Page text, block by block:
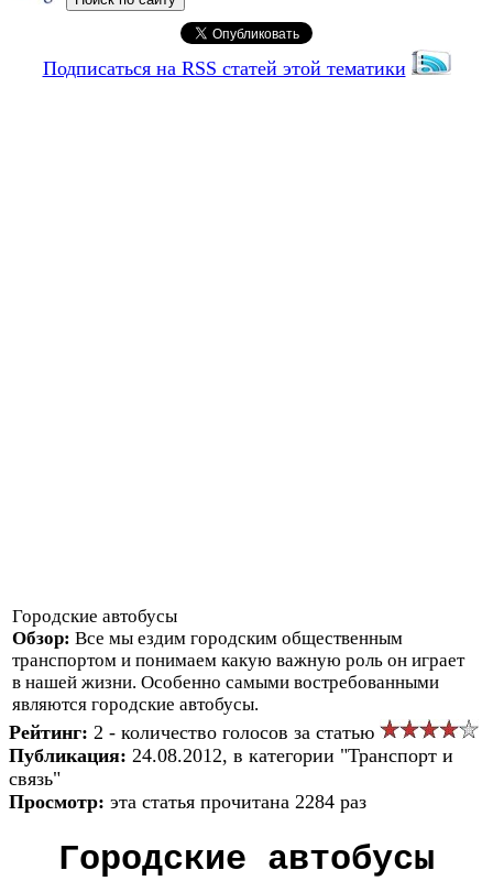
Подписаться на RSS статей этой тематики
Городские автобусы
Обзор: Все мы ездим городским общественным
транспортом и понимаем какую важную роль он играет
в нашей жизни. Особенно самыми востребованными
являются городские автобусы.
Рейтинг: 2 - количество голосов за статью
Публикация: 24.08.2012, в категории "Транспорт и
связь"
Просмотр: эта статья прочитана 2284 раз
Городские автобусы